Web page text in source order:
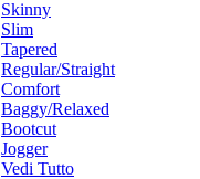
Skinny
Slim
Tapered
Regular/Straight
Comfort
Baggy/Relaxed
Bootcut
Jogger
Vedi Tutto